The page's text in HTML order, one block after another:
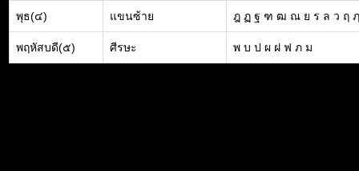
พุธ(๔) แขนซ้าย ฎ ฏ ฐ ฑ ฒ ณ ย ร ล ว ฤ ฦ
พฤหัสบดี(๕) ศีรษะ พ บ ป ผ ฝ ฟ ภ ม